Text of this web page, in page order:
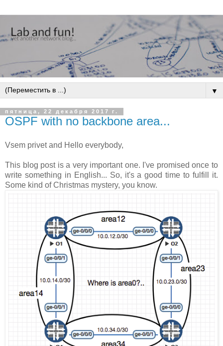
▼
пятница, 22 декабря 2017 г.
OSPF with no backbone area...
Vsem privet and Hello everybody,
This blog post is a very important one. I've promised once to
write something in English... So, it's a good time to fulfill it.
Some kind of Christmas mystery, you know.